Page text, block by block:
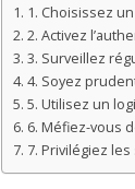
1. Choisissez
2. Activez
3. Surveillez
4. Soyez
5. Utilisez un
6. Méfiez-vous
7. Privilégiez